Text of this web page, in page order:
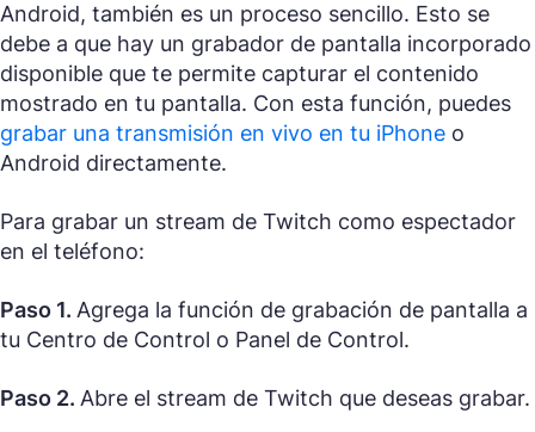
Android, también es un proceso sencillo. Esto se
debe a que hay un grabador de pantalla incorporado
disponible que te permite capturar el contenido
mostrado en tu pantalla. Con esta función, puedes
grabar una transmisión en vivo en tu iPhone o
Android directamente.
Para grabar un stream de Twitch como espectador
en el teléfono:
Paso 1. Agrega la función de grabación de pantalla a
tu Centro de Control o Panel de Control.
Paso 2. Abre el stream de Twitch que deseas grabar.